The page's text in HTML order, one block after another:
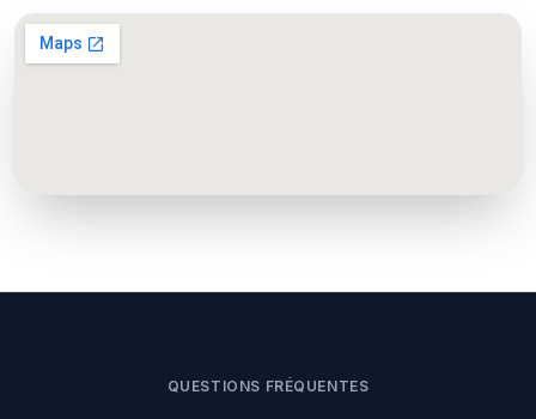
QUESTIONS FRÉQUENTES